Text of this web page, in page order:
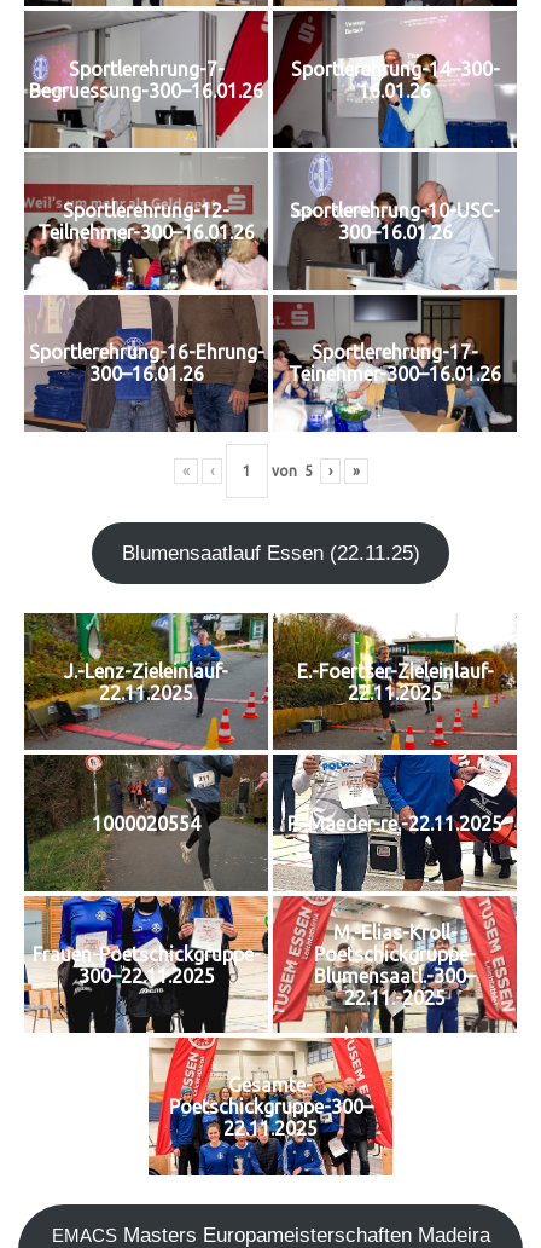
Sportlerehrung-7-
Begruessung-300–16.01.26
Sportlerehrung-14–300-
16.01.26
Sportlerehrung-12-
Teilnehmer-300–16.01.26
Sportlerehrung-10-USC-
300–16.01.26
Sportlerehrung-16-Ehrung-
300–16.01.26
Sportlerehrung-17-
Teinehmer-300–16.01.26
« ‹ von 5 › »
Blu­men­saat­lauf Essen (22.11.25)
J.-Lenz-Zieleinlauf-
22.11.2025
E.-Foertser-Zieleinlauf-
22.11.2025
1000020554 P.-Maeder-re.-22.11.2025
Frauen-Poetschickgruppe-
300–22.11.2025
M.-Elias-Kroll-
Poetschickgruppe-
Blumensaatl.-300–
22.11.-2025
Gesamte-
Poetschickgruppe-300–
22.11.2025
EMACSMas­ters Euro­pa­meis­ter­schaf­ten Madei­ra